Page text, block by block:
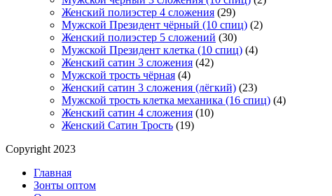
Женский полиэстер 4 сложения (29)
Мужской Президент чёрный (10 спиц) (2)
Женский полиэстер 5 сложений (30)
Мужской Президент клетка (10 спиц) (4)
Женский сатин 3 сложения (42)
Мужской трость чёрная (4)
Женский сатин 3 сложения (лёгкий) (23)
Мужской трость клетка механика (16 спиц) (4)
Женский сатин 4 сложения (10)
Женский Сатин Трость (19)
Copyright 2023
Главная
Зонты оптом